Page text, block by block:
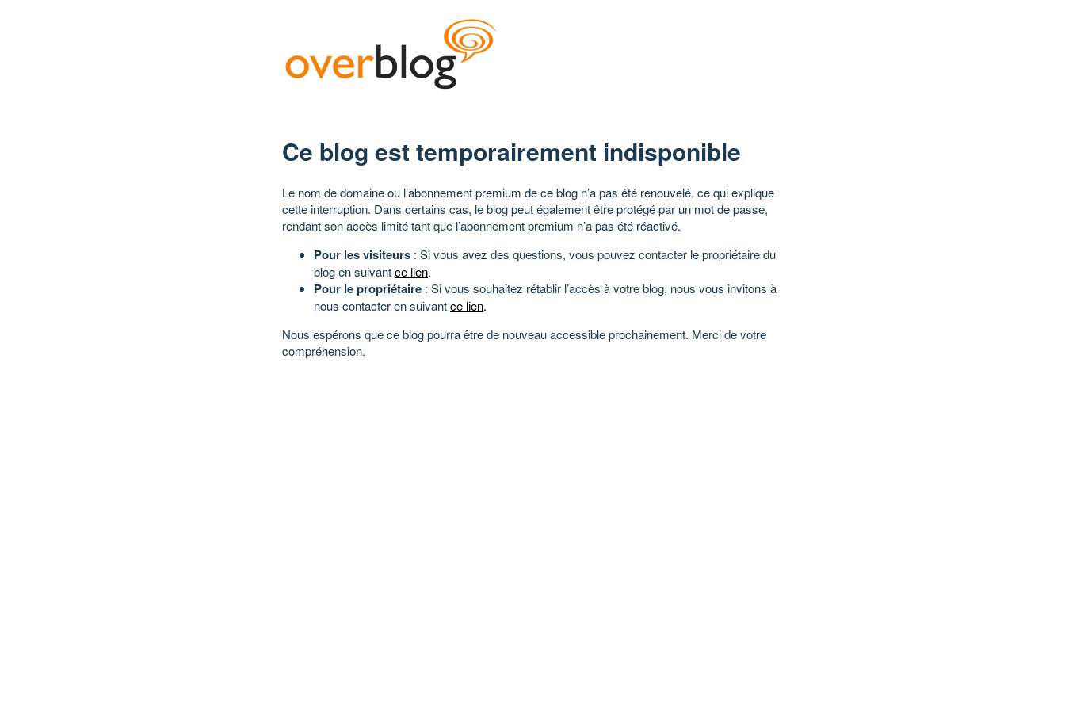
Ce blog est temporairement indisponible
Le nom de domaine ou l’abonnement premium de ce blog n’a pas été renouvelé, ce qui explique
cette interruption. Dans certains cas, le blog peut également être protégé par un mot de passe,
rendant son accès limité tant que l’abonnement premium n’a pas été réactivé.
Pour les visiteurs : Si vous avez des questions, vous pouvez contacter le propriétaire du
blog en suivantce lien.
Pour le propriétaire : Si vous souhaitez rétablir l’accès à votre blog, nous vous invitons à
nous contacter en suivantce lien.
Nous espérons que ce blog pourra être de nouveau accessible prochainement. Merci de votre
compréhension.